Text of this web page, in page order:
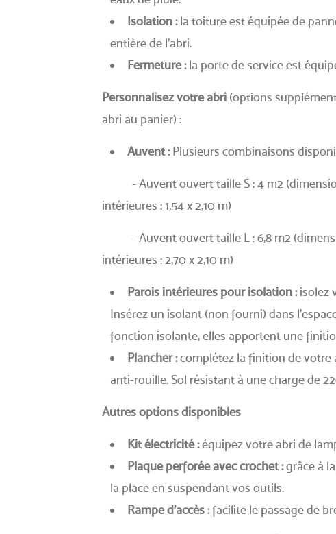
Isolation :la toiture est équipée de
entière de l’abri.
Fermeture :la porte de service est
Personnalisez votre abri (options
abri au panier) :
Auvent :Plusieurs combinaisons
- Auvent ouvert taille S : 4 m2
intérieures : 1,54 x 2,10 m)
- Auvent ouvert taille L : 6,8 m2
intérieures : 2,70 x 2,10 m)
Parois intérieures pour isolation :isolez
Insérez un isolant (non fourni) dans
fonction isolante, elles apportent une
Plancher :complétez la finition de votre
anti-rouille. Sol résistant à une charge de
Autres options disponibles
Kit électricité :équipez votre abri de
Plaque perforée avec crochet :grâce à
la place en suspendant vos outils.
Rampe d’accès :facilite le passage de